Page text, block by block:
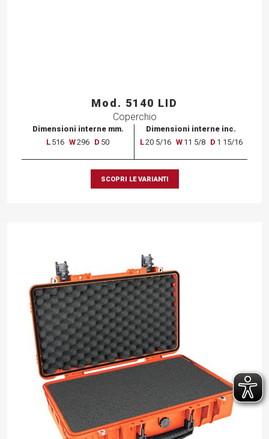
Mod. 5140 LID
Coperchio
Dimensioni interne mm.
L 516 W296 D 50
Dimensioni interne inc.
L20 5/16 W 11 5/8 D 1 15/16
SCOPRI LE VARIANTI